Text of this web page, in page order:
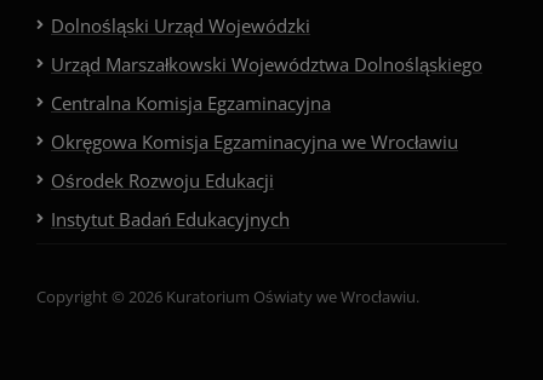
Dolnośląski Urząd Wojewódzki
Urząd Marszałkowski Województwa Dolnośląskiego
Centralna Komisja Egzaminacyjna
Okręgowa Komisja Egzaminacyjna we Wrocławiu
Ośrodek Rozwoju Edukacji
Instytut Badań Edukacyjnych
Copyright © 2026 Kuratorium Oświaty we Wrocławiu.